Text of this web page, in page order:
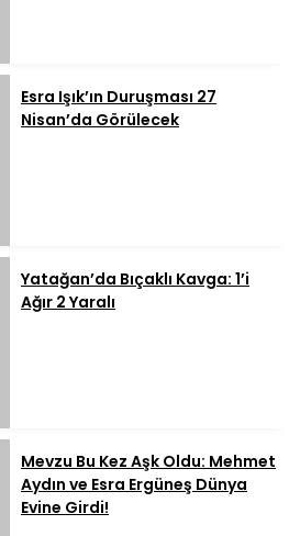
Esra Işık’ın Duruşması 27
Nisan’da Görülecek
Yatağan’da Bıçaklı Kavga: 1’i
Ağır 2 Yaralı
Mevzu Bu Kez Aşk Oldu: Mehmet
Aydın ve Esra Ergüneş Dünya
Evine Girdi!